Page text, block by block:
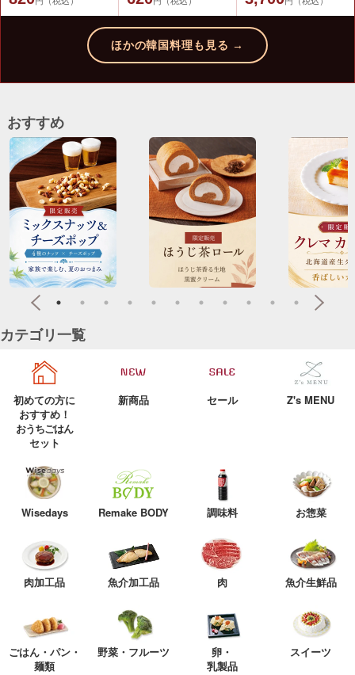
ほかの韓国料理も見る →
おすすめ
カテゴリ一覧
初めての方に
おすすめ！
おうちごはん
セット
新商品 セール Z's MENU
Wisedays Remake BODY 調味料 お惣菜
肉加工品 魚介加工品 肉 魚介生鮮品
ごはん・パン・
麺類
野菜・フルーツ
卵・
乳製品
スイーツ